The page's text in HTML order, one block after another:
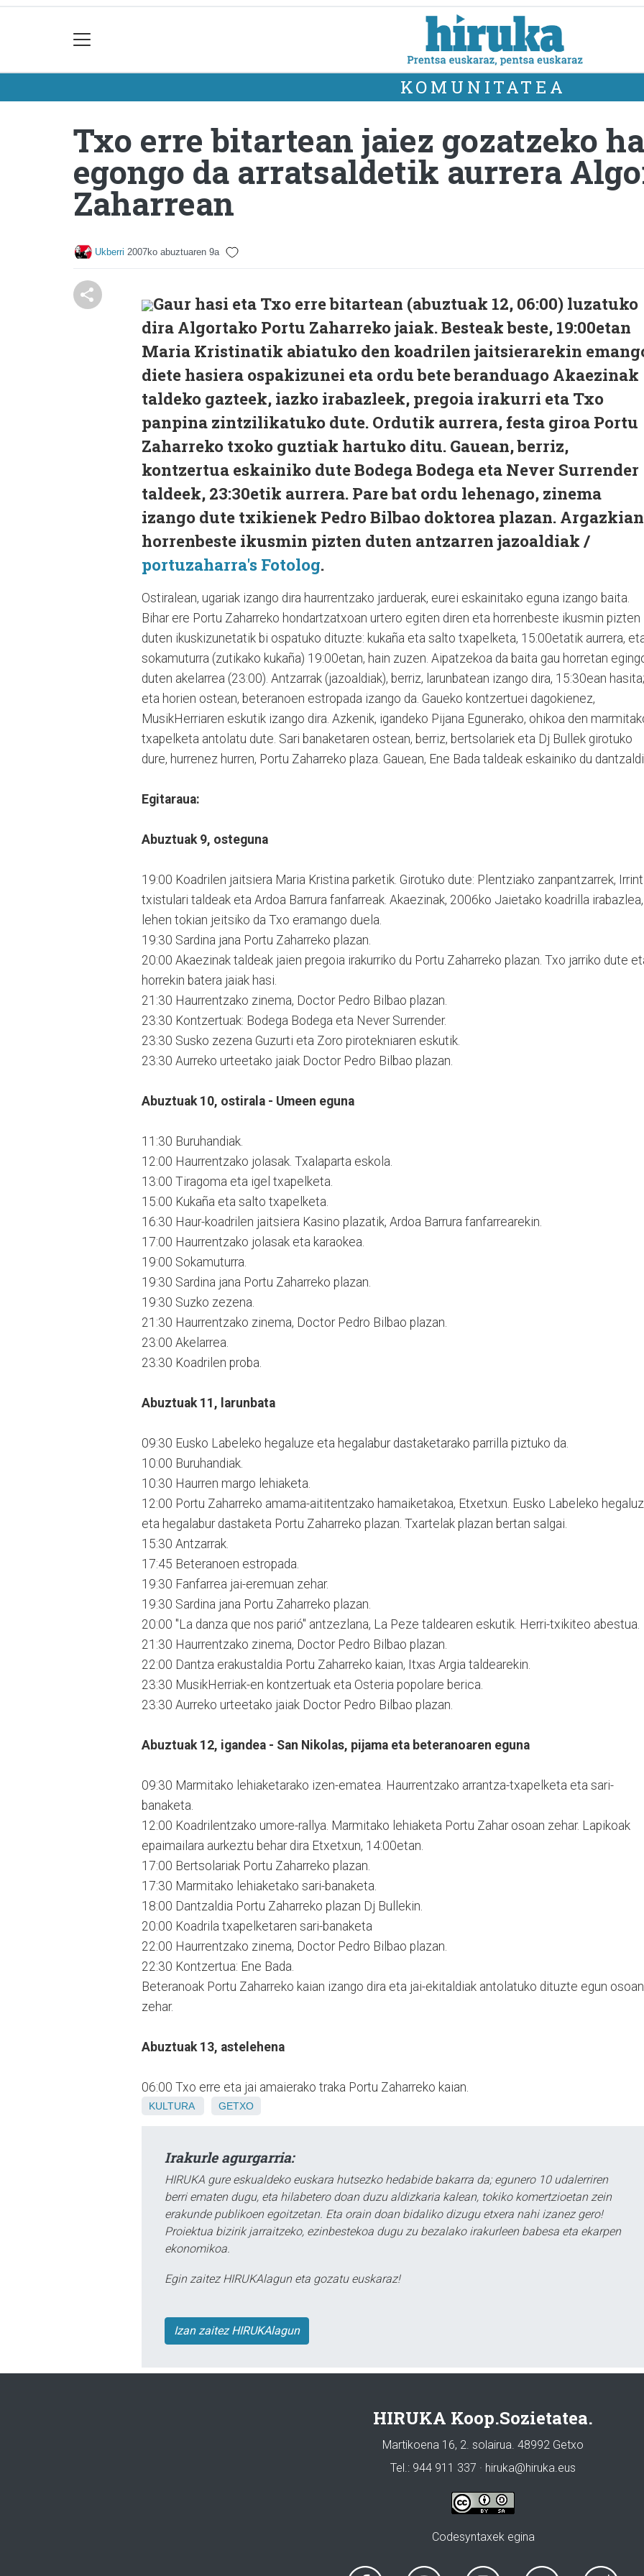
KOMUNITATEA
Txo erre bitartean jaiez gozatzeko
egongo da arratsaldetik aurrera
Zaharrean
Ukberri 2007ko abuztuaren 9a
Gaur hasi eta Txo erre bitartean (abuztuak 12, 06:00) luzatuko
dira Algortako Portu Zaharreko jaiak. Besteak beste, 19:00etan
Maria Kristinatik abiatuko den koadrilen jaitsierarekin
diete hasiera ospakizunei eta ordu bete beranduago Akaezinak
taldeko gazteek, iazko irabazleek, pregoia irakurri eta Txo
panpina zintzilikatuko dute. Ordutik aurrera, festa giroa Portu
Zaharreko txoko guztiak hartuko ditu. Gauean, berriz,
kontzertua eskainiko dute Bodega Bodega eta Never Surrender
taldeek, 23:30etik aurrera. Pare bat ordu lehenago, zinema
izango dute txikienek Pedro Bilbao doktorea plazan.
horrenbeste ikusmin pizten duten antzarren jazoaldiak /
portuzaharra's Fotolog.
Ostiralean, ugariak izango dira haurrentzako jarduerak, eurei eskainitako eguna izango baita.
Bihar ere Portu Zaharreko hondartzatxoan urtero egiten diren eta horrenbeste ikusmin pizten
duten ikuskizunetatik bi ospatuko dituzte: kukaña eta salto txapelketa, 15:00etatik aurrera,
sokamuturra (zutikako kukaña) 19:00etan, hain zuzen. Aipatzekoa da baita gau horretan
duten akelarrea (23:00). Antzarrak (jazoaldiak), berriz, larunbatean izango dira, 15:30ean hasita;
eta horien ostean, beteranoen estropada izango da. Gaueko kontzertuei dagokienez,
MusikHerriaren eskutik izango dira. Azkenik, igandeko Pijana Egunerako, ohikoa den
txapelketa antolatu dute. Sari banaketaren ostean, berriz, bertsolariek eta Dj Bullek girotuko
dure, hurrenez hurren, Portu Zaharreko plaza. Gauean, Ene Bada taldeak eskainiko du
Egitaraua:
Abuztuak 9, osteguna
19:00 Koadrilen jaitsiera Maria Kristina parketik. Girotuko dute: Plentziako zanpantzarrek,
txistulari taldeak eta Ardoa Barrura fanfarreak. Akaezinak, 2006ko Jaietako koadrilla irabazlea,
lehen tokian jeitsiko da Txo eramango duela.
19:30 Sardina jana Portu Zaharreko plazan.
20:00 Akaezinak taldeak jaien pregoia irakurriko du Portu Zaharreko plazan. Txo jarriko dute
horrekin batera jaiak hasi.
21:30 Haurrentzako zinema, Doctor Pedro Bilbao plazan.
23:30 Kontzertuak: Bodega Bodega eta Never Surrender.
23:30 Susko zezena Guzurti eta Zoro pirotekniaren eskutik.
23:30 Aurreko urteetako jaiak Doctor Pedro Bilbao plazan.
Abuztuak 10, ostirala - Umeen eguna
11:30 Buruhandiak.
12:00 Haurrentzako jolasak. Txalaparta eskola.
13:00 Tiragoma eta igel txapelketa.
15:00 Kukaña eta salto txapelketa.
16:30 Haur-koadrilen jaitsiera Kasino plazatik, Ardoa Barrura fanfarrearekin.
17:00 Haurrentzako jolasak eta karaokea.
19:00 Sokamuturra.
19:30 Sardina jana Portu Zaharreko plazan.
19:30 Suzko zezena.
21:30 Haurrentzako zinema, Doctor Pedro Bilbao plazan.
23:00 Akelarrea.
23:30 Koadrilen proba.
Abuztuak 11, larunbata
09:30 Eusko Labeleko hegaluze eta hegalabur dastaketarako parrilla piztuko da.
10:00 Buruhandiak.
10:30 Haurren margo lehiaketa.
12:00 Portu Zaharreko amama-aititentzako hamaiketakoa, Etxetxun. Eusko Labeleko
eta hegalabur dastaketa Portu Zaharreko plazan. Txartelak plazan bertan salgai.
15:30 Antzarrak.
17:45 Beteranoen estropada.
19:30 Fanfarrea jai-eremuan zehar.
19:30 Sardina jana Portu Zaharreko plazan.
20:00 "La danza que nos parió" antzezlana, La Peze taldearen eskutik. Herri-txikiteo abestua.
21:30 Haurrentzako zinema, Doctor Pedro Bilbao plazan.
22:00 Dantza erakustaldia Portu Zaharreko kaian, Itxas Argia taldearekin.
23:30 MusikHerriak-en kontzertuak eta Osteria popolare berica.
23:30 Aurreko urteetako jaiak Doctor Pedro Bilbao plazan.
Abuztuak 12, igandea - San Nikolas, pijama eta beteranoaren eguna
09:30 Marmitako lehiaketarako izen-ematea. Haurrentzako arrantza-txapelketa eta sari-
banaketa.
12:00 Koadrilentzako umore-rallya. Marmitako lehiaketa Portu Zahar osoan zehar. Lapikoak
epaimailara aurkeztu behar dira Etxetxun, 14:00etan.
17:00 Bertsolariak Portu Zaharreko plazan.
17:30 Marmitako lehiaketako sari-banaketa.
18:00 Dantzaldia Portu Zaharreko plazan Dj Bullekin.
20:00 Koadrila txapelketaren sari-banaketa
22:00 Haurrentzako zinema, Doctor Pedro Bilbao plazan.
22:30 Kontzertua: Ene Bada.
Beteranoak Portu Zaharreko kaian izango dira eta jai-ekitaldiak antolatuko dituzte egun osoan
zehar.
Abuztuak 13, astelehena
06:00 Txo erre eta jai amaierako traka Portu Zaharreko kaian.
KULTURA GETXO
Irakurle agurgarria:
HIRUKA gure eskualdeko euskara hutsezko hedabide bakarra da; egunero 10 udalerriren
berri ematen dugu, eta hilabetero doan duzu aldizkaria kalean, tokiko komertzioetan zein
erakunde publikoen egoitzetan. Eta orain doan bidaliko dizugu etxera nahi izanez gero!
Proiektua bizirik jarraitzeko, ezinbestekoa dugu zu bezalako irakurleen babesa eta ekarpen
ekonomikoa.
Egin zaitez HIRUKAlagun eta gozatu euskaraz!
Izan zaitez HIRUKAlagun
HIRUKA Koop.Sozietatea.
Martikoena 16, 2. solairua. 48992 Getxo
Tel.: 944 911 337 · hiruka@hiruka.eus
Codesyntaxek egina